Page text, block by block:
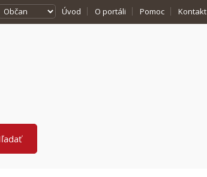
Úvod O portáli Pomoc Kontakt